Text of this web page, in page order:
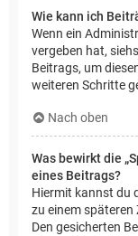
Wie kann ich
Wenn ein
vergeben hat,
Beitrags, um
weiteren Schritte
Nach oben
Was bewirkt die
eines Beitrags?
Hiermit kannst du
zu einem
Den gesicherten